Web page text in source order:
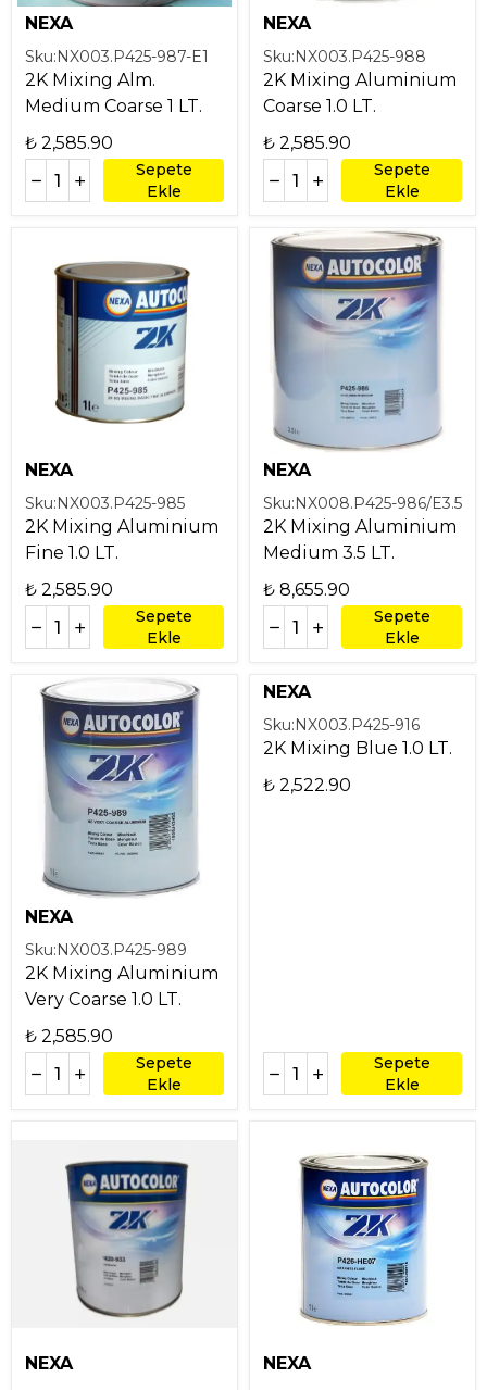
NEXA
Sku:NX003.P425-987-E1
2K Mixing Alm.
Medium Coarse 1 LT.
₺ 2,585.90
Sepete
Ekle
NEXA
Sku:NX003.P425-988
2K Mixing Aluminium
Coarse 1.0 LT.
₺ 2,585.90
Sepete
Ekle
NEXA
Sku:NX003.P425-985
2K Mixing Aluminium
Fine 1.0 LT.
₺ 2,585.90
Sepete
Ekle
NEXA
Sku:NX008.P425-986/E3.5
2K Mixing Aluminium
Medium 3.5 LT.
₺ 8,655.90
Sepete
Ekle
NEXA
Sku:NX003.P425-989
2K Mixing Aluminium
Very Coarse 1.0 LT.
₺ 2,585.90
Sepete
Ekle
NEXA
Sku:NX003.P425-916
2K Mixing Blue 1.0 LT.
₺ 2,522.90
Sepete
Ekle
NEXA NEXA